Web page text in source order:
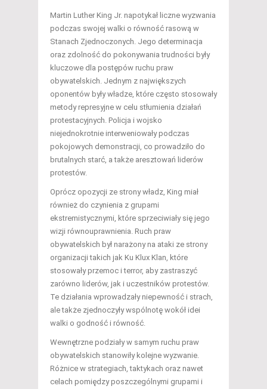
Martin Luther King Jr. napotykał liczne wyzwania
podczas swojej walki o równość rasową w
Stanach Zjednoczonych. Jego determinacja
oraz zdolność do pokonywania trudności były
kluczowe dla postępów ruchu praw
obywatelskich. Jednym z największych
oponentów były władze, które często stosowały
metody represyjne w celu stłumienia działań
protestacyjnych. Policja i wojsko
niejednokrotnie interweniowały podczas
pokojowych demonstracji, co prowadziło do
brutalnych starć, a także aresztowań liderów
protestów.
Oprócz opozycji ze strony władz, King miał
również do czynienia z grupami
ekstremistycznymi, które sprzeciwiały się jego
wizji równouprawnienia. Ruch praw
obywatelskich był narażony na ataki ze strony
organizacji takich jak Ku Klux Klan, które
stosowały przemoc i terror, aby zastraszyć
zarówno liderów, jak i uczestników protestów.
Te działania wprowadzały niepewność i strach,
ale także zjednoczyły wspólnotę wokół idei
walki o godność i równość.
Wewnętrzne podziały w samym ruchu praw
obywatelskich stanowiły kolejne wyzwanie.
Różnice w strategiach, taktykach oraz nawet
celach pomiędzy poszczególnymi grupami i